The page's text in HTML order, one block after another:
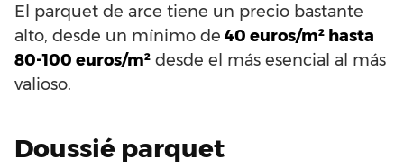
El parquet de arce tiene un precio bastante
alto, desde un mínimo de 40 euros/m² hasta
80-100 euros/m² desde el más esencial al más
valioso.
Doussié parquet